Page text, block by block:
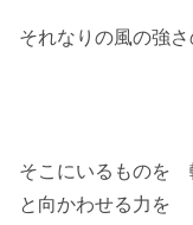
それなりの風の強さ
そこにいるものを
と向かわせる力を